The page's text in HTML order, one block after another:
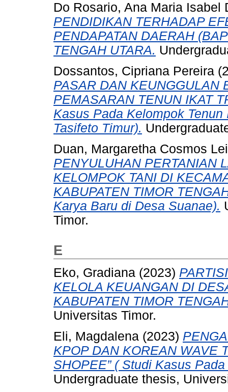
Do Rosario, Ana Maria Isabel
PENDIDIKAN TERHADAP
PENDAPATAN DAERAH
TENGAH UTARA.
Dossantos, Cipriana Pereira
PASAR DAN KEUNGGULAN
PEMASARAN TENUN IKAT
Kasus Pada Kelompok
Tasifeto Timur).
Duan, Margaretha Cosmos
PENYULUHAN PERTANIAN
KELOMPOK TANI DI
KABUPATEN TIMOR
Karya Baru di Desa Suanae).
Timor.
E
Eko, Gradiana (2023)
KELOLA KEUANGAN DI
KABUPATEN TIMOR
Universitas Timor.
Eli, Magdalena (2023)
KPOP DAN KOREAN WAVE
SHOPEE” ( Studi Kasus
Undergraduate thesis,